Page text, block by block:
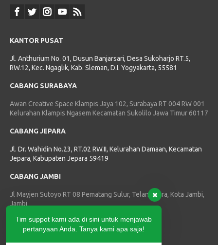
KANTOR PUSAT
Jl. Anthurium No. 01, Dusun Banjarsari, Desa Sukoharjo RT.5,
RW.12, Kec. Ngaglik, Kab. Sleman, D.I. Yogyakarta, 55581
CABANG SURABAYA
Awan Creative Space Klampis Jaya 102, Surabaya RT 004 RW 001
Kelurahan Klampis Ngasem Kecamatan Sukolilo Jawa Timur 60117
CABANG JEPARA
Jl. Dr. Wahidin No.23, RT.02 RW.II, Kelurahan Damaan, Kecamatan
Jepara, Kabupaten Jepara 59419
CABANG JAMBI
Jl Mayjen Sutoyo RT 08 Pematang Sulur, Telanaipura, Kota Jambi,
Jambi
HUBUNGI KAMI
Tim suppot kami ada di sini untuk menjawab
pertanyaan Anda. Tanya kami apa saja!